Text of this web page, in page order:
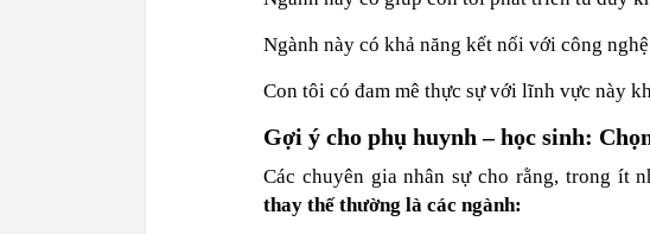
Ngành này có khả năng kết nối với công
Con tôi có đam mê thực sự với lĩnh vực này
Gợi ý cho phụ huynh – học sinh:
Các chuyên gia nhân sự cho rằng, trong ít
thay thế thường là các ngành: